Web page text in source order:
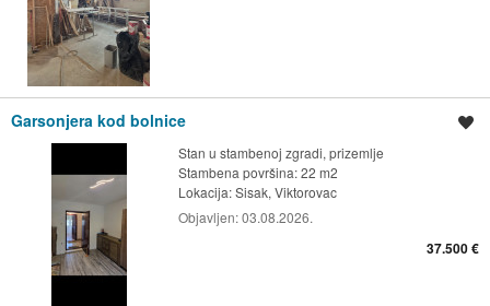
Garsonjera kod bolnice
Stan u stambenoj zgradi, prizemlje
Stambena površina: 22 m2
Lokacija:Sisak, Viktorovac
Objavljen:03.08.2026.
37.500 €